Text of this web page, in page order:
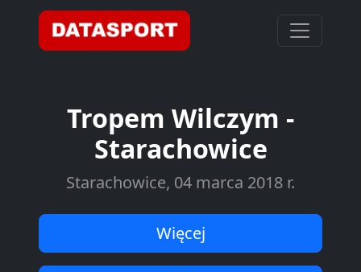
Tropem Wilczym -
Starachowice
Starachowice, 04 marca 2018 r.
Więcej